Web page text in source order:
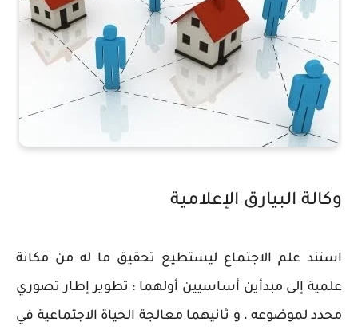
وكالة البيارق الإعلامية
استند علم الاجتماع ليستطيع تحقيق ما له من مكانة
علمية إلى مبدأين أساسيين أولهما : تطوير إطار تصوري
محدد لموضوعه ، و ثانيهما معالجة الحياة الاجتماعية في